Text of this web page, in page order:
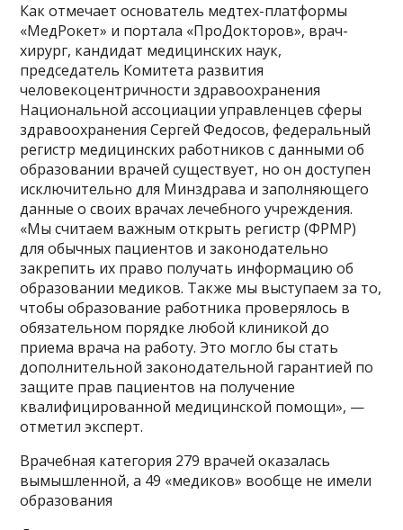
Как отмечает основатель медтех-платформы
«МедРокет» и портала «ПроДокторов», врач-
хирург, кандидат медицинских наук,
председатель Комитета развития
человекоцентричности здравоохранения
Национальной ассоциации управленцев сферы
здравоохранения Сергей Федосов, федеральный
регистр медицинских работников с данными об
образовании врачей существует, но он доступен
исключительно для Минздрава и заполняющего
данные о своих врачах лечебного учреждения.
«Мы считаем важным открыть регистр (ФРМР)
для обычных пациентов и законодательно
закрепить их право получать информацию об
образовании медиков. Также мы выступаем за то,
чтобы образование работника проверялось в
обязательном порядке любой клиникой до
приема врача на работу. Это могло бы стать
дополнительной законодательной гарантией по
защите прав пациентов на получение
квалифицированной медицинской помощи», —
отметил эксперт.
Врачебная категория 279 врачей оказалась
вымышленной, а 49 «медиков» вообще не имели
образования